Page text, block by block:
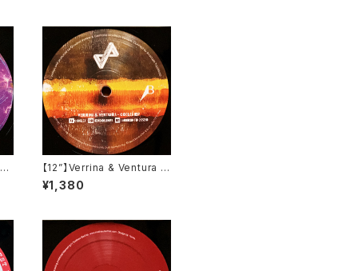
【12”】Verrina & Ventura /
Coclea EP (Propaganda
Records) (PR002)
¥1,380